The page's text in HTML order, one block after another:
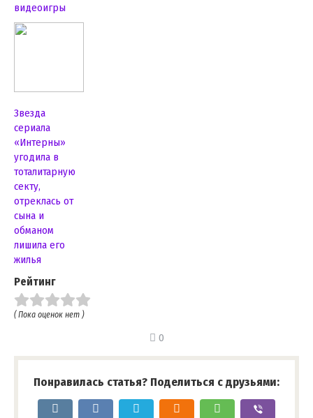
видеоигры
Звезда
сериала
«Интерны»
угодила в
тоталитарную
секту,
отреклась от
сына и
обманом
лишила его
жилья
Рейтинг
( Пока оценок нет )
0
Понравилась статья? Поделиться с друзьями: